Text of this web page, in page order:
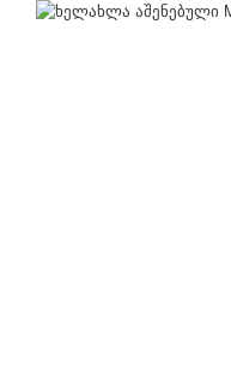
შინაარსზე